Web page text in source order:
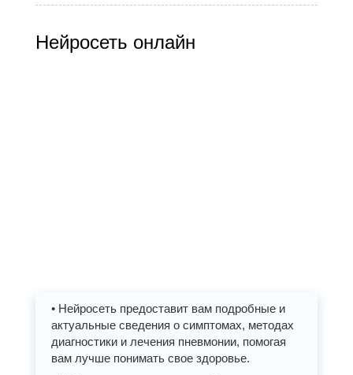
Нейросеть онлайн
• Нейросеть предоставит вам подробные и
актуальные сведения о симптомах, методах
диагностики и лечения пневмонии, помогая
вам лучше понимать свое здоровье.